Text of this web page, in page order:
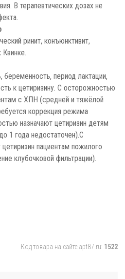
В терапевтических дозах не
ринит, конъюнктивит,
Квинке.
беременность, период лактации,
к цетиризину. С осторожностью
с ХПН (средней и тяжёлой
коррекция режима
назначают цетиризин детям
1 года недостаточен).С
пациентам пожилого
клубочковой фильтрации).
Код товара на сайте apt87.ru: 1522